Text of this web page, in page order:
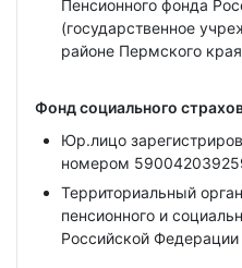
Пенсионного фонда
(государственное
районе Пермского края
Фонд социального
Юр.лицо
номером
Территориальный
пенсионного и
Российской